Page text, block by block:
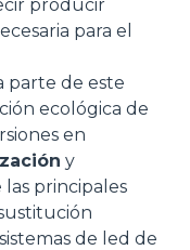
producir
para el
parte de este
ecológica de
en
y
las principales
de led de